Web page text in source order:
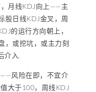
月线KDJ向上——主
股日线KDJ金叉，周
的运行方向朝上，
，或挖坑，或主力刻
介入.
风险在即，不宜介
大于100，周线KDJ